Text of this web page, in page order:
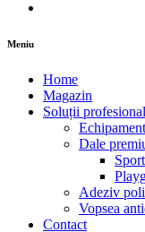
Meniu
Home
Magazin
Soluții
Dale
Adeziv
Vopsea
Contact